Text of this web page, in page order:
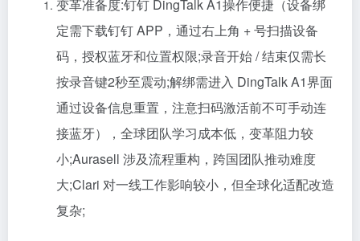
变革准备度:钉钉 DingTalk A1操作便捷（设备绑
定需下载钉钉 APP，通过右上角 + 号扫描设备
码，授权蓝牙和位置权限;录音开始 / 结束仅需长
按录音键2秒至震动;解绑需进入 DingTalk A1界面
通过设备信息重置，注意扫码激活前不可手动连
接蓝牙），全球团队学习成本低，变革阻力较
小;Aurasell 涉及流程重构，跨国团队推动难度
大;Clari 对一线工作影响较小，但全球化适配改造
复杂;